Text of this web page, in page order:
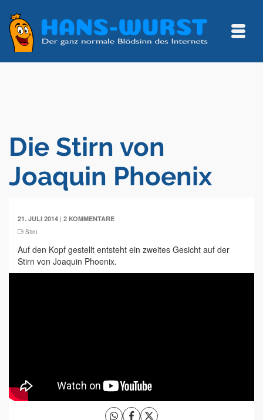
Die Stirn von
Joaquin Phoenix
21. JULI 2014 | 2 KOMMENTARE
Stirn
Auf den Kopf gestellt entsteht ein zweites Gesicht auf der
Stirn von Joaquin Phoenix.